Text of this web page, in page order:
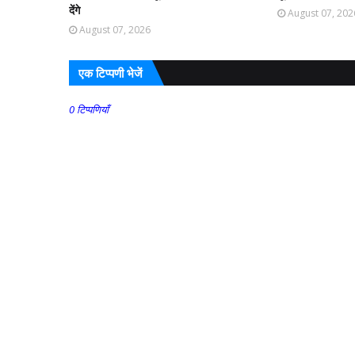
देंगे
August 07, 2026
August 07,
एक टिप्पणी भेजें
0 टिप्पणियाँ